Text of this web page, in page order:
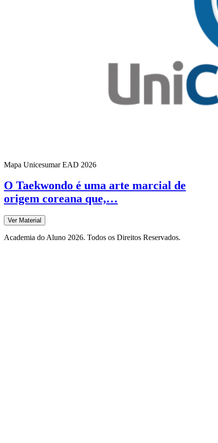
Mapa Unicesumar EAD 2026
O Taekwondo é uma arte marcial de
origem coreana que,…
Ver Material
Academia do Aluno 2026. Todos os Direitos Reservados.